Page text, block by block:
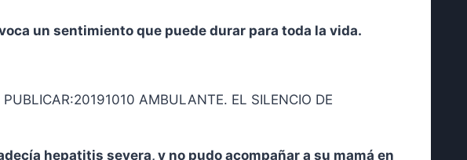
un sentimiento que puede durar para toda la vida.
hepatitis severa, y no pudo acompañar a su mamá en